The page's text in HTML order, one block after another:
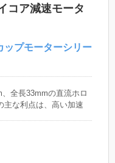
い製品開発案や代替モ
、お気軽にお問い合わせ
コア減速モータ
プモーターシリー
全長33mmの直流ホロ
主な利点は、高い加速